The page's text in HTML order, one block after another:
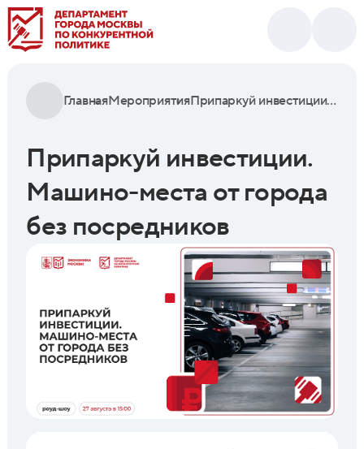
ГлавнаяМероприятия Припаркуй инвестиции. Машино-места от города без посредников
Припаркуй инвестиции.
Машино-места от города
без посредников